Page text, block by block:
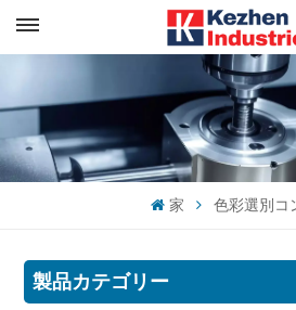
English
español
한국의
すぐに見積
家 色彩選別コ
製品カテゴリー